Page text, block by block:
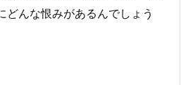
どんな恨みがあるんでしょう